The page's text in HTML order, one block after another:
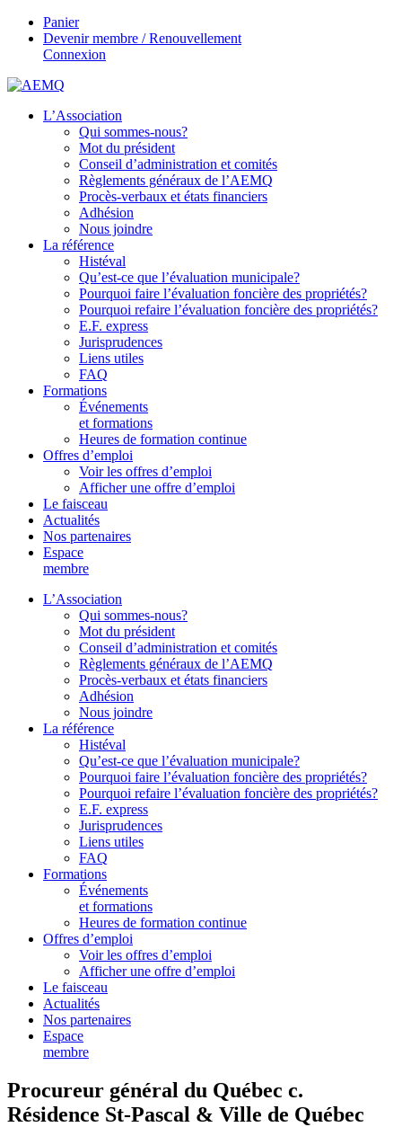
Panier
Devenir membre / Renouvellement
Connexion
L’Association
Qui sommes-nous?
Mot du président
Conseil d’administration et comités
Règlements généraux de l’AEMQ
Procès-verbaux et états financiers
Adhésion
Nous joindre
La référence
Histéval
Qu’est-ce que l’évaluation municipale?
Pourquoi faire l’évaluation foncière des propriétés?
Pourquoi refaire l’évaluation foncière des propriétés?
E.F. express
Jurisprudences
Liens utiles
FAQ
Formations
Événements
et formations
Heures de formation continue
Offres d’emploi
Voir les offres d’emploi
Afficher une offre d’emploi
Le faisceau
Actualités
Nos partenaires
Espace
membre
L’Association
Qui sommes-nous?
Mot du président
Conseil d’administration et comités
Règlements généraux de l’AEMQ
Procès-verbaux et états financiers
Adhésion
Nous joindre
La référence
Histéval
Qu’est-ce que l’évaluation municipale?
Pourquoi faire l’évaluation foncière des propriétés?
Pourquoi refaire l’évaluation foncière des propriétés?
E.F. express
Jurisprudences
Liens utiles
FAQ
Formations
Événements
et formations
Heures de formation continue
Offres d’emploi
Voir les offres d’emploi
Afficher une offre d’emploi
Le faisceau
Actualités
Nos partenaires
Espace
membre
Procureur général du Québec c.
Résidence St-Pascal & Ville de Québec